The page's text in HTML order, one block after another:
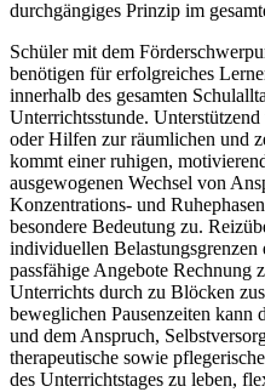
durchgängiges Prinzip im
Schüler mit dem
benötigen für erfolgreiches
innerhalb des gesamten
Unterrichtsstunde.
oder Hilfen zur räumlichen und
kommt einer ruhigen,
ausgewogenen Wechsel von
Konzentrations- und
besondere Bedeutung zu.
individuellen Belastungsgrenzen
passfähige Angebote Rechnung
Unterrichts durch zu Blöcken
beweglichen Pausenzeiten kann
und dem Anspruch,
therapeutische sowie
des Unterrichtstages zu leben,